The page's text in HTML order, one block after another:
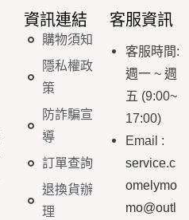
資訊連結
購物須知
隱私權政
策
防詐騙宣
導
訂單查詢
退換貨辦
理
客服資訊
客服時間:
週一 ~ 週
五 (9:00~
17:00)
Email :
service.c
omelymo
mo@outl